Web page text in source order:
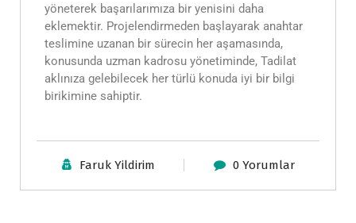
yöneterek başarılarımıza bir yenisini daha
eklemektir. Projelendirmeden başlayarak anahtar
teslimine uzanan bir sürecin her aşamasında,
konusunda uzman kadrosu yönetiminde, Tadilat
aklınıza gelebilecek her türlü konuda iyi bir bilgi
birikimine sahiptir.
Faruk Yildirim 0 Yorumlar